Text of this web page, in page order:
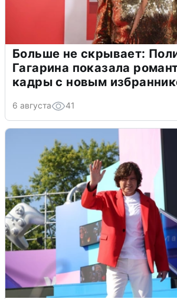
Больше не скрывает:
Гагарина показала
кадры с новым
6 августа 41